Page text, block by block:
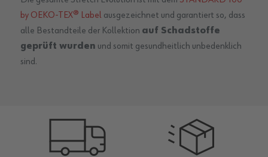
by OEKO-TEX® Label ausgezeichnet und garantiert so, dass
alle Bestandteile der Kollektion auf Schadstoffe
geprüft wurden und somit gesundheitlich unbedenklich
sind.